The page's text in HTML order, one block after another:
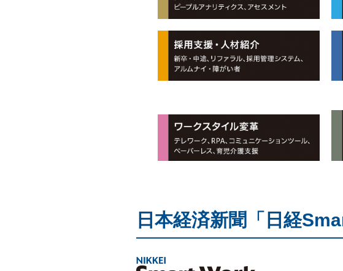
日本経済新聞「日経